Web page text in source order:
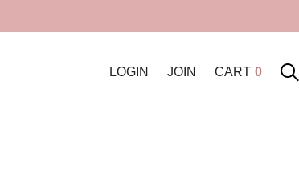
LOGIN JOIN CART 0